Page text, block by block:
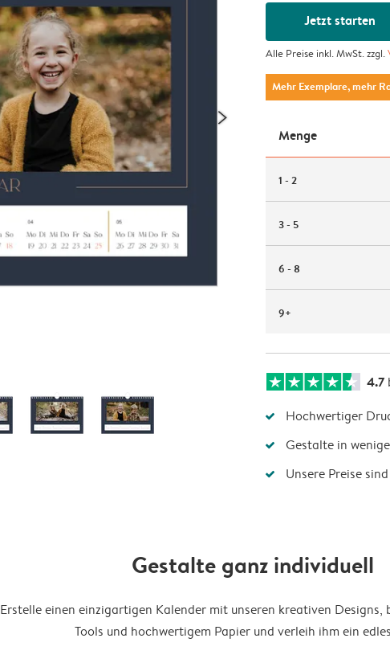
Jetzt starten
Alle Preise inkl. MwSt. zzgl.
Mehr Exemplare, mehr
Menge
1 - 2
3 - 5
6 - 8
9+
4.7
Hochwertiger
Gestalte in
Unsere Preise
Gestalte ganz individuell
Erstelle einen einzigartigen Kalender mit unseren kreativen Designs,
Tools und hochwertigem Papier und verleih ihm ein